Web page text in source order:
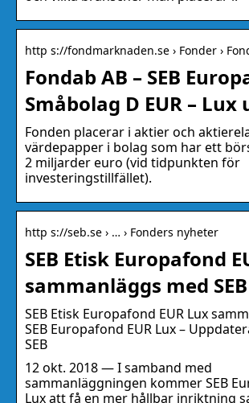
http s://fondmarknaden.se › Fonder ›
Fondab AB – SEB
Småbolag D EUR – Lux
Fonden placerar i aktier och
värdepapper i bolag som har ett
2 miljarder euro (vid tidpunkten för
investeringstillfället).
http s://seb.se › … › Fonders nyheter
SEB Etisk Europafond
sammanläggs med
SEB Etisk Europafond EUR Lux
SEB Europafond EUR Lux –
SEB
12 okt. 2018 — I samband med
sammanläggningen kommer SEB
Lux att få en mer hållbar inriktning